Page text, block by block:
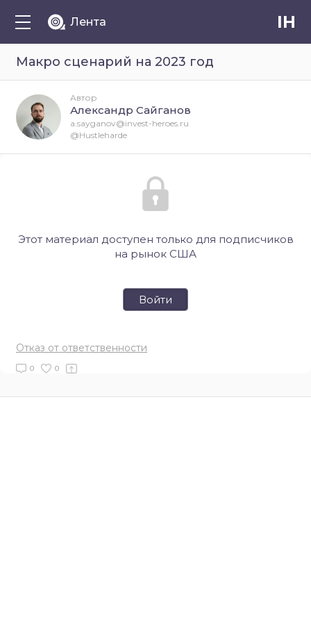
Лента IH
Макро сценарий на 2023 год
Этот материал доступен только для подписчиков
на рынок США
Войти
Отказ от ответственности
0 0
Автор
Александр Сайганов
a.sayganov@invest-heroes.ru
@Hustleharde